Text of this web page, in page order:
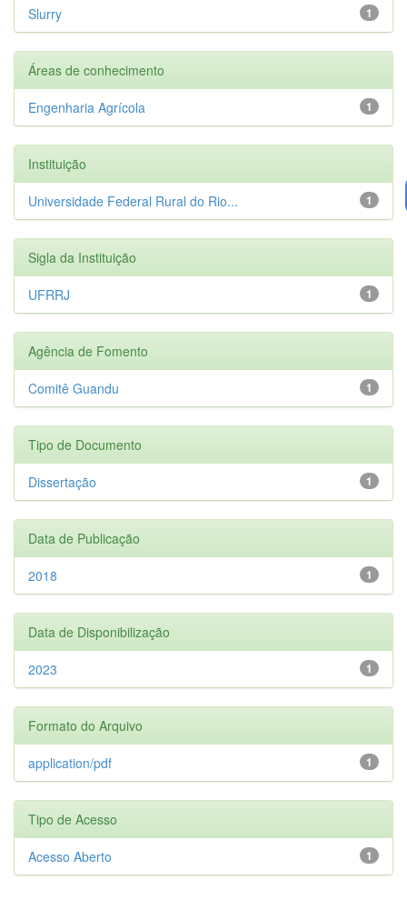
1
Slurry
Áreas de conhecimento
1
Engenharia Agrícola
Instituição
1
Universidade Federal Rural do Rio...
Sigla da Instituição
1
UFRRJ
Agência de Fomento
1
Comitê Guandu
Tipo de Documento
1
Dissertação
Data de Publicação
1
2018
Data de Disponibilização
1
2023
Formato do Arquivo
1
application/pdf
Tipo de Acesso
1
Acesso Aberto